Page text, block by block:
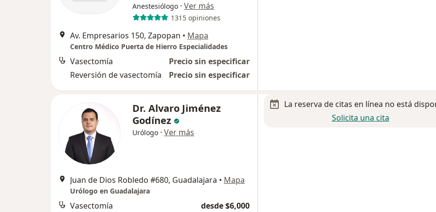
Anestesiólogo · Ver más
1315 opiniones
Av. Empresarios 150, Zapopan • Mapa
Centro Médico Puerta de Hierro Especialidades
Vasectomía
Precio sin especificar
Reversión de vasectomía
Precio sin especificar
Dr. Alvaro Jiménez
Godínez
Urólogo · Ver más
Juan de Dios Robledo #680, Guadalajara • Mapa
Urólogo en Guadalajara
Vasectomía desde $6,000
La reserva de citas en línea no está
Solicita una cita